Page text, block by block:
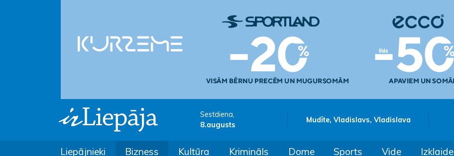
Sestdiena,
8.augusts
Mudīte, Vladislavs, Vladislava
Liepājnieki Bizness Kultūra Krimināls Dome Sports Vide Izklaide